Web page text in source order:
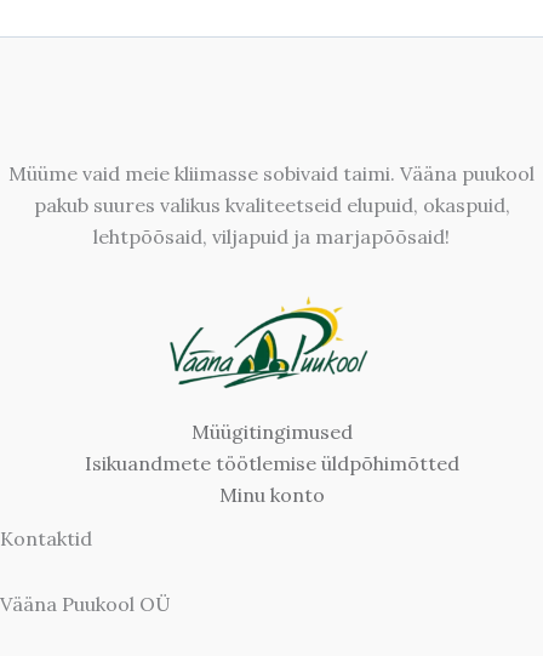
Müüme vaid meie kliimasse sobivaid taimi. Vääna puukool
pakub suures valikus kvaliteetseid elupuid, okaspuid,
lehtpõõsaid, viljapuid ja marjapõõsaid!
Müügitingimused
Isikuandmete töötlemise üldpõhimõtted
Minu konto
Kontaktid
Vääna Puukool OÜ